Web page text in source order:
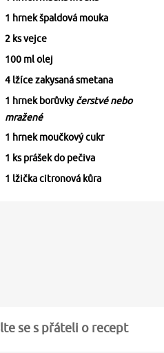
1 hrnek špaldová mouka
2 ks vejce
100 ml olej
4 lžíce zakysaná smetana
1 hrnek borůvkyčerstvé nebo
mražené
1 hrnek moučkový cukr
1 ks prášek do pečiva
1 lžička citronová kůra
se s přáteli o recept